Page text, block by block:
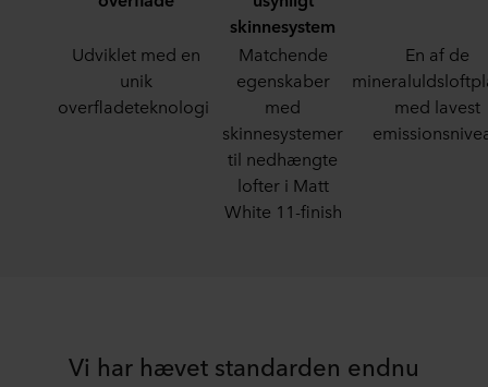
skinnesystem
Udviklet med en
unik
overfladeteknologi
Matchende
egenskaber
med
skinnesystemer
til nedhængte
lofter i Matt
White 11-finish
En af de
med lavest
Vi har hævet standarden endnu